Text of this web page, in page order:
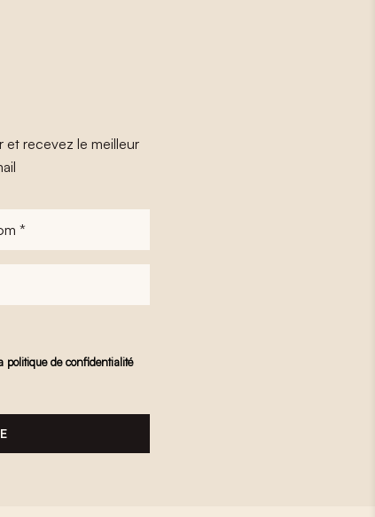
et recevez le meilleur
politique de confidentialité